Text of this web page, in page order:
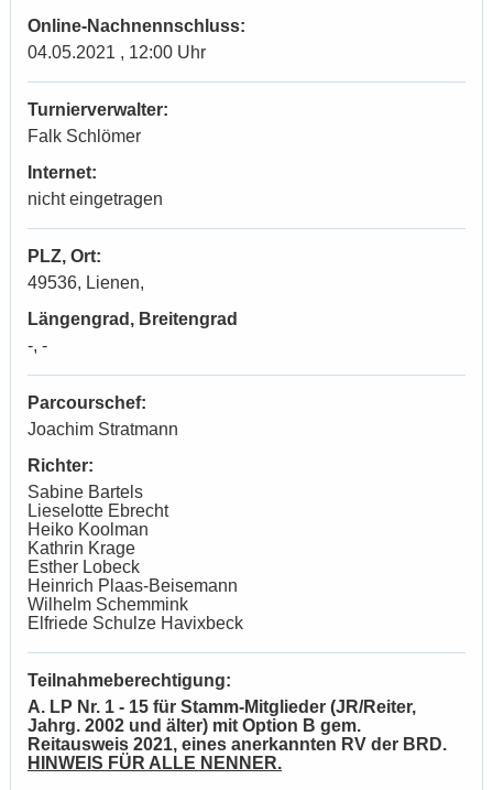
Online-Nachnennschluss:
04.05.2021 , 12:00 Uhr
Turnierverwalter:
Falk Schlömer
Internet:
nicht eingetragen
PLZ, Ort:
49536, Lienen,
Längengrad, Breitengrad
-, -
Parcourschef:
Joachim Stratmann
Richter:
Sabine Bartels
Lieselotte Ebrecht
Heiko Koolman
Kathrin Krage
Esther Lobeck
Heinrich Plaas-Beisemann
Wilhelm Schemmink
Elfriede Schulze Havixbeck
Teilnahmeberechtigung:
A. LP Nr. 1 - 15 für Stamm-Mitglieder (JR/Reiter,
Jahrg. 2002 und älter) mit Option B gem.
Reitausweis 2021, eines anerkannten RV der BRD.
HINWEIS FÜR ALLE NENNER.